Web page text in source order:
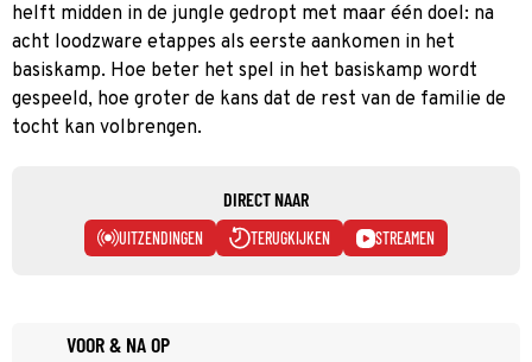
helft midden in de jungle gedropt met maar één doel: na
acht loodzware etappes als eerste aankomen in het
basiskamp. Hoe beter het spel in het basiskamp wordt
gespeeld, hoe groter de kans dat de rest van de familie de
tocht kan volbrengen.
DIRECT NAAR
UITZENDINGEN TERUGKIJKEN STREAMEN
VOOR & NA OP